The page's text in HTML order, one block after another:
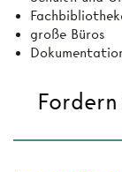
große Büros